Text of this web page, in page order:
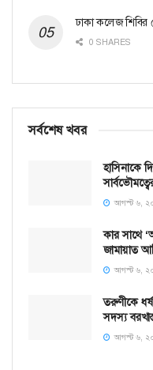
ঢাকা কলেজ শিবির
0 SHARES
সর্বশেষ খবর
হাসিনাকে
আগস্ট ৬,
কার সাথে
জামায়াত
আগস্ট ৬,
তরুণীকে
সদস্য
আগস্ট ৬,